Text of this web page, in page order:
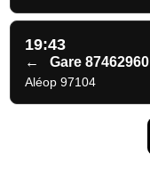
19:43
← Gare 87462960
Aléop 97104